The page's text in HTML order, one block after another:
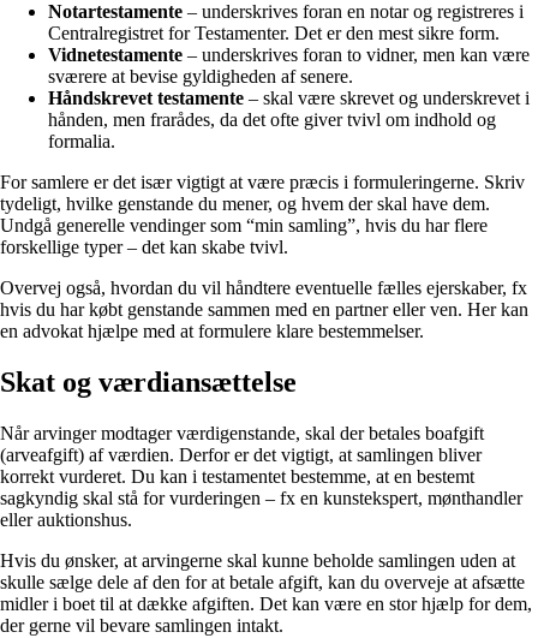
Notartestamente – underskrives foran en notar og registreres i
Centralregistret for Testamenter. Det er den mest sikre form.
Vidnetestamente – underskrives foran to vidner, men kan være
sværere at bevise gyldigheden af senere.
Håndskrevet testamente – skal være skrevet og underskrevet i
hånden, men frarådes, da det ofte giver tvivl om indhold og
formalia.
For samlere er det især vigtigt at være præcis i formuleringerne. Skriv
tydeligt, hvilke genstande du mener, og hvem der skal have dem.
Undgå generelle vendinger som “min samling”, hvis du har flere
forskellige typer – det kan skabe tvivl.
Overvej også, hvordan du vil håndtere eventuelle fælles ejerskaber, fx
hvis du har købt genstande sammen med en partner eller ven. Her kan
en advokat hjælpe med at formulere klare bestemmelser.
Skat og værdiansættelse
Når arvinger modtager værdigenstande, skal der betales boafgift
(arveafgift) af værdien. Derfor er det vigtigt, at samlingen bliver
korrekt vurderet. Du kan i testamentet bestemme, at en bestemt
sagkyndig skal stå for vurderingen – fx en kunstekspert, mønthandler
eller auktionshus.
Hvis du ønsker, at arvingerne skal kunne beholde samlingen uden at
skulle sælge dele af den for at betale afgift, kan du overveje at afsætte
midler i boet til at dække afgiften. Det kan være en stor hjælp for dem,
der gerne vil bevare samlingen intakt.